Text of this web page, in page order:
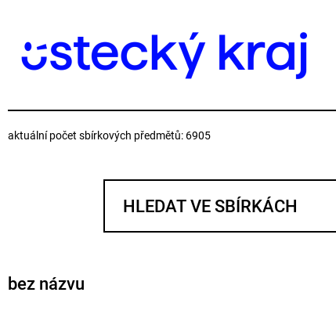
aktuální počet sbírkových předmětů: 6905
bez názvu